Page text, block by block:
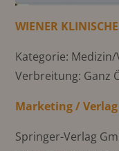
WIENER
Kategorie:
Verbreitung: Ganz
Marketing / Verlag
Springer-Verlag